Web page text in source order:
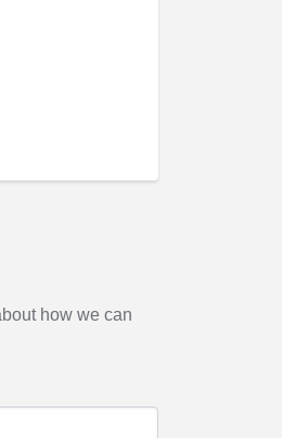
how we can